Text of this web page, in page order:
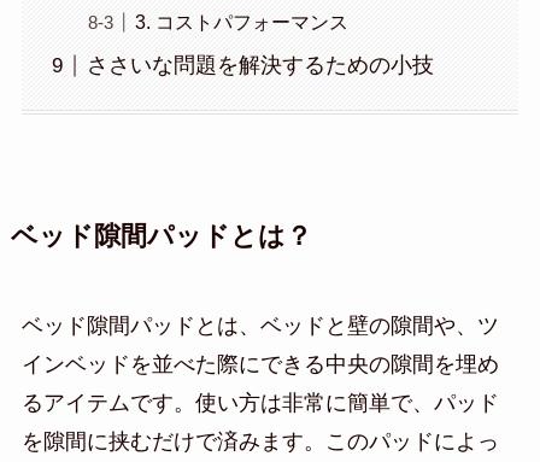
3. コストパフォーマンス
ささいな問題を解決するための小技
ベッド隙間パッドとは？
ベッド隙間パッドとは、ベッドと壁の隙間や、ツ
インベッドを並べた際にできる中央の隙間を埋め
るアイテムです。使い方は非常に簡単で、パッド
を隙間に挟むだけで済みます。このパッドによっ